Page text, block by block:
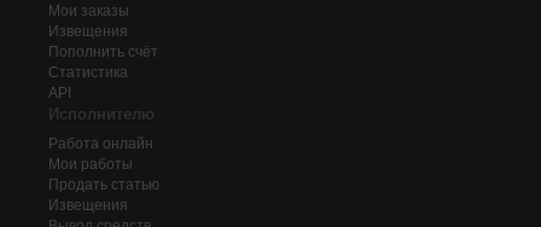
Мои заказы
Извещения
Пополнить счёт
Статистика
API
Исполнителю
Работа онлайн
Мои работы
Продать статью
Извещения